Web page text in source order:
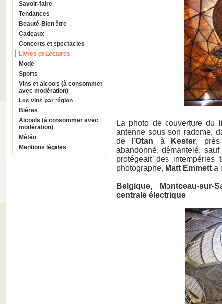
Savoir-faire
Tendances
Beauté-Bien être
Cadeaux
Concerts et spectacles
Livres et Lectures
Mode
Sports
Vins et alcools (à consommer
avec modération)
Les vins par région
Bières
Alcools (à consommer avec
modération)
Météo
Mentions légales
La photo de couverture du
antenne sous son radome,
de l'Otan à Kester,
abandonné, démantelé,
protégeait des intempéries
photographe, Matt Emmett a
Belgique, Montceau-
centrale électrique